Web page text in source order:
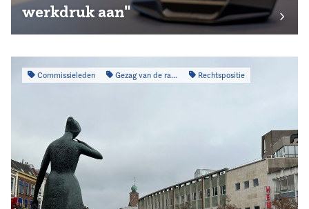
werkdruk aan"
Commissieleden Gezag van de raad Rechtspositie